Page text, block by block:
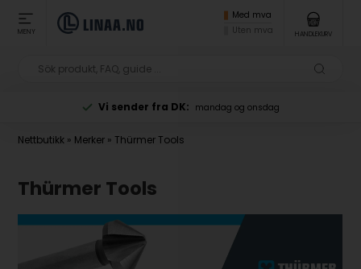
MENY
Med mva
Uten mva
HANDLEKURV
Vi sender fra DK: mandag og onsdag
Nettbutikk » Merker » Thürmer Tools
Thürmer Tools